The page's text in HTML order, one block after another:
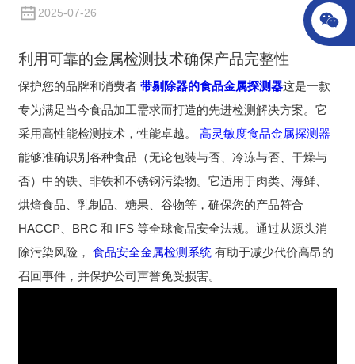
2025-07-26
利用可靠的金属检测技术确保产品完整性
保护您的品牌和消费者 带剔除器的食品金属探测器这是一款
专为满足当今食品加工需求而打造的先进检测解决方案。它
采用高性能检测技术，性能卓越。 高灵敏度食品金属探测器
能够准确识别各种食品（无论包装与否、冷冻与否、干燥与
否）中的铁、非铁和不锈钢污染物。它适用于肉类、海鲜、
烘焙食品、乳制品、糖果、谷物等，确保您的产品符合
HACCP、BRC 和 IFS 等全球食品安全法规。通过从源头消
除污染风险， 食品安全金属检测系统有助于减少代价高昂的
召回事件，并保护公司声誉免受损害。